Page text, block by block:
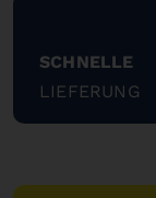
SCHNELLE
LIEFERUNG
"